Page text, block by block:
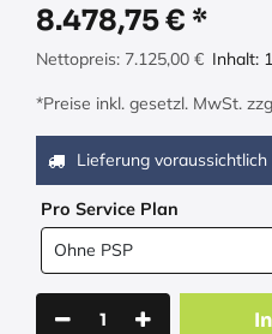
8.478,75€
Nettopreis: 7.125,00 € Inhalt:
*Preise inkl. gesetzl. MwSt.
Lieferung voraussichtlich
Pro Service Plan